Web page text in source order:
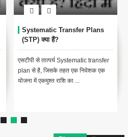
Systematic Transfer Plans
(STP) क्या हैं?
एसटीपी से तात्पर्य Systematic transfer
plan से है, जिसके तहत एक निवेशक एक
योजना में एकमुश्त राशि का ...